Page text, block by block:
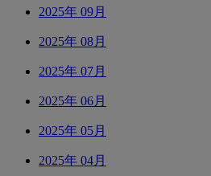
2025年 09月
2025年 08月
2025年 07月
2025年 06月
2025年 05月
2025年 04月